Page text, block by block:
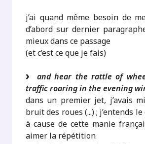
j’ai quand même besoin de
d’abord sur dernier
mieux dans ce passage
(et c’est ce que je fais)
and hear the rattle of
traffic roaring in the evening
dans un premier jet, j’avais
bruit des roues (...) ; j’entends
à cause de cette manie
aimer la répétition